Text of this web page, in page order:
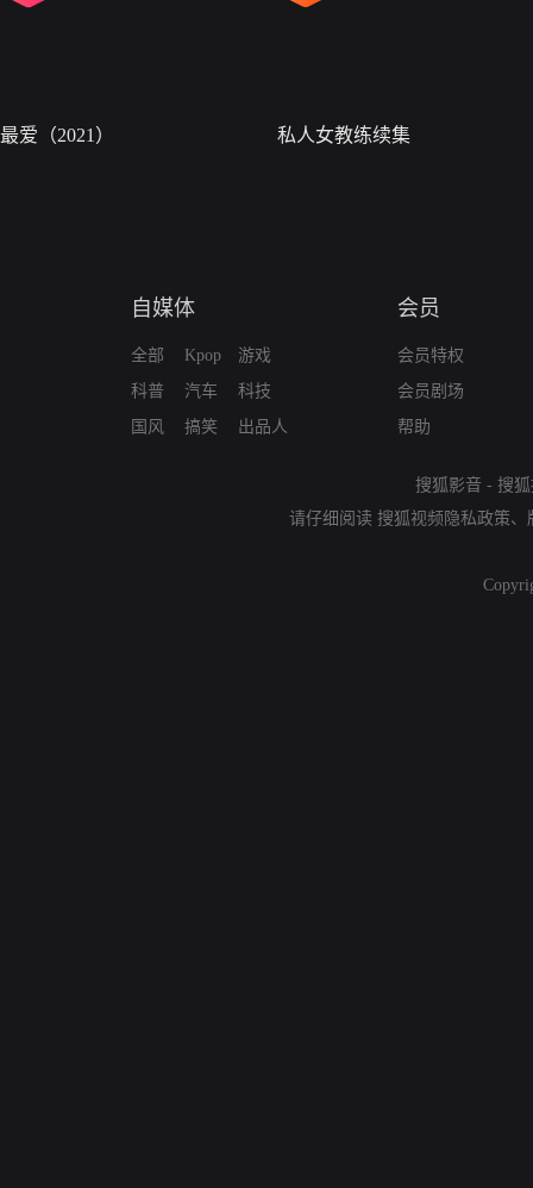
最爱（2021） 私人女教练续集
自媒体
全部
科普
国风
Kpop
汽车
搞笑
游戏
科技
出品人
会员
会员特权
会员剧场
帮助
搜狐影音 - 搜
请仔细阅读 搜狐视频隐私政策、